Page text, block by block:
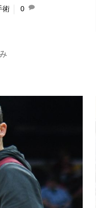
術 0